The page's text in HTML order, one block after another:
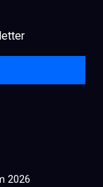
2026